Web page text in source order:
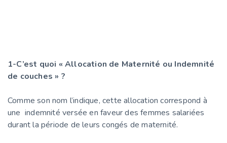
1-C’est quoi « Allocation de Maternité ou Indemnité
de couches » ?
Comme son nom l’indique, cette allocation correspond à
une indemnité versée en faveur des femmes salariées
durant la période de leurs congés de maternité.